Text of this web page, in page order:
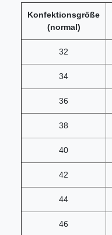
Konfektionsgröße
(normal)
32
34
36
38
40
42
44
46